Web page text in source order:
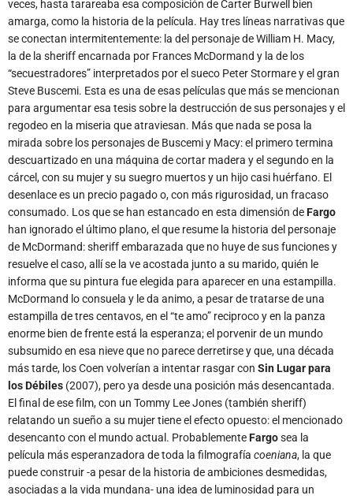
veces, hasta tarareaba esa composición de Carter Burwell bien
amarga, como la historia de la película. Hay tres líneas narrativas que
se conectan intermitentemente: la del personaje de William H. Macy,
la de la sheriff encarnada por Frances McDormand y la de los
“secuestradores” interpretados por el sueco Peter Stormare y el gran
Steve Buscemi. Esta es una de esas películas que más se mencionan
para argumentar esa tesis sobre la destrucción de sus personajes y el
regodeo en la miseria que atraviesan. Más que nada se posa la
mirada sobre los personajes de Buscemi y Macy: el primero termina
descuartizado en una máquina de cortar madera y el segundo en la
cárcel, con su mujer y su suegro muertos y un hijo casi huérfano. El
desenlace es un precio pagado o, con más rigurosidad, un fracaso
consumado. Los que se han estancado en esta dimensión deFargo
han ignorado el último plano, el que resume la historia del personaje
de McDormand: sheriff embarazada que no huye de sus funciones y
resuelve el caso, allí se la ve acostada junto a su marido, quién le
informa que su pintura fue elegida para aparecer en una estampilla.
McDormand lo consuela y le da animo, a pesar de tratarse de una
estampilla de tres centavos, en el “te amo” reciproco y en la panza
enorme bien de frente está la esperanza; el porvenir de un mundo
subsumido en esa nieve que no parece derretirse y que, una década
más tarde, los Coen volverían a intentar rasgar con Sin Lugar para
los Débiles (2007), pero ya desde una posición más desencantada.
El final de ese film, con un Tommy Lee Jones (también sheriff)
relatando un sueño a su mujer tiene el efecto opuesto: el mencionado
desencanto con el mundo actual. ProbablementeFargosea la
película más esperanzadora de toda la filmografía coeniana, la que
puede construir -a pesar de la historia de ambiciones desmedidas,
asociadas a la vida mundana- una idea de luminosidad para un